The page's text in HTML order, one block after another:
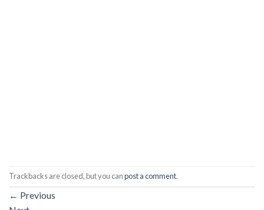
Trackbacks are closed, but you canpost a comment.
← Previous